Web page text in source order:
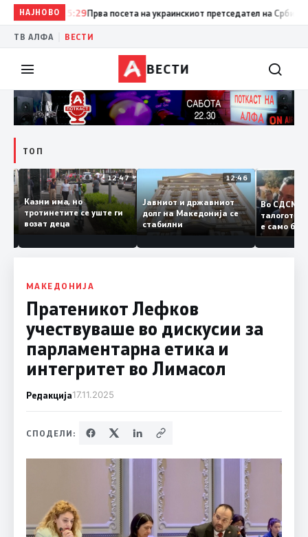
НАЈНОВО
15:29 Прва посета на украинскиот претседател на Србија:
ТВ АЛФА ВЕСТИ
ВЕСТИ
ТОП
12:50
и
12:47
Казни има, но
тротинетите се уште ги
возат деца
12:46
Јавниот и државниот
долг на Македонија се
стабилни
Во
е само
копија
Заев
МАКЕДОНИЈА
Пратеникот Лефков
учествуваше во дискусии за
парламентарна етика и
интегритет во Лимасол
Редакција17.11.2025
СПОДЕЛИ: